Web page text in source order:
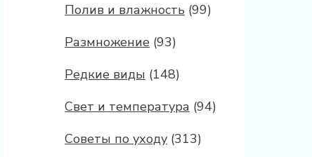
Полив и влажность (99)
Размножение (93)
Редкие виды (148)
Свет и температура (94)
Советы по уходу (313)